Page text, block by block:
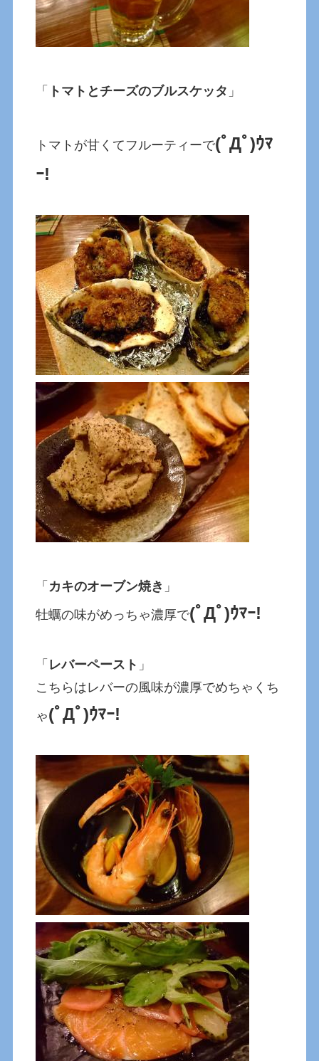
「 トマトとチーズのブルスケッタ 」
トマトが甘くてフルーティーで(ﾟДﾟ)ｳﾏ
ｰ!
「 カキのオーブン焼き 」
牡蠣の味がめっちゃ濃厚で(ﾟДﾟ)ｳﾏｰ!
「 レバーペースト 」
こちらはレバーの風味が濃厚でめちゃくち
ゃ(ﾟДﾟ)ｳﾏｰ!